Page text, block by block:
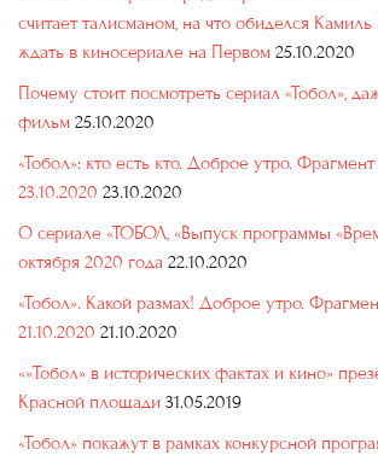
считает талисманом, на что обиделся
ждать в киносериале на Первом 25.10.2020
Почему стоит посмотреть сериал «Тобол»,
фильм 25.10.2020
«Тобол»: кто есть кто. Доброе утро.
23.10.2020 23.10.2020
О сериале «ТОБОЛ, «Выпуск программы
октября 2020 года 22.10.2020
«Тобол». Какой размах! Доброе утро.
21.10.2020 21.10.2020
«»Тобол» в исторических фактах и кино»
Красной площади 31.05.2019
«Тобол» покажут в рамках конкурсной